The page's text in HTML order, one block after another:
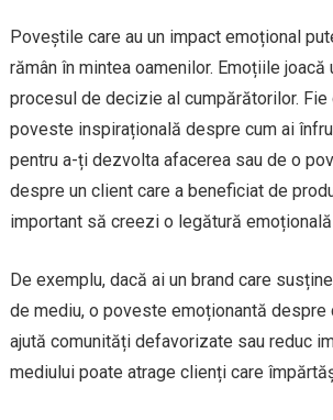
Poveștile care au un impact emoțional
rămân în mintea oamenilor. Emoțiile joacă
procesul de decizie al cumpărătorilor.
poveste inspirațională despre cum ai
pentru a-ți dezvolta afacerea sau de o
despre un client care a beneficiat de
important să creezi o legătură emoțională
De exemplu, dacă ai un brand care
de mediu, o poveste emoționantă despre
ajută comunități defavorizate sau reduc
mediului poate atrage clienți care